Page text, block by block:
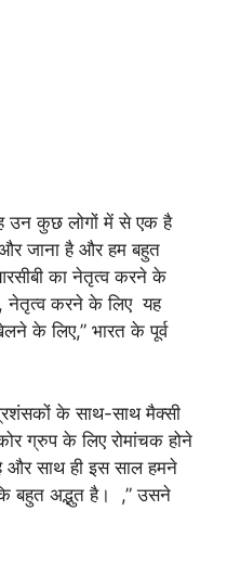
उन कुछ लोगों में से एक है
जाना है और हम बहुत
का नेतृत्व करने के
नेतृत्व करने के लिए यह
के लिए,” भारत के पूर्व
के साथ-साथ मैक्सी
ग्रुप के लिए रोमांचक होने
और साथ ही इस साल हमने
बहुत अद्भुत है। ,” उसने